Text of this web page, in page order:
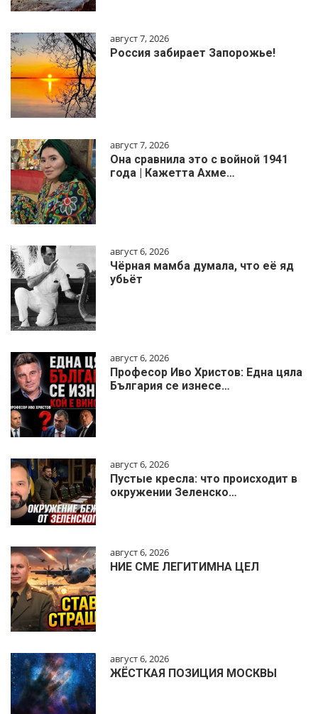
август 7, 2026
Россия забирает Запорожье!
август 7, 2026
Она сравнила это с войной 1941
года | Кажетта Ахме…
август 6, 2026
Чёрная мамба думала, что её яд
убьёт
август 6, 2026
Професор Иво Христов: Една цяла
България се изнесе…
август 6, 2026
Пустые кресла: что происходит в
окружении Зеленско…
август 6, 2026
НИЕ СМЕ ЛЕГИТИМНА ЦЕЛ
август 6, 2026
ЖЁСТКАЯ ПОЗИЦИЯ МОСКВЫ